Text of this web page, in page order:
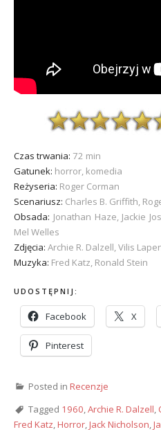
Czas trwania: 72 min
Gatunek: horror, komedia
Reżyseria: Roger Corman
Scenariusz: Charles B. Griffith,
Obsada: Jonathan Haze, Jackie
Mel Welles
Zdjęcia: Archie R. Dalzell, Vilis
Muzyka: Fred Katz, Ronald Stein
UDOSTĘPNIJ:
Facebook X
Pinterest
Posted in Recenzje
Tagged 1960,Archie R. Dalzell,
Fred Katz,Horror,Jack Nicholson,